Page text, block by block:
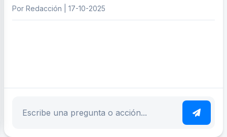
Por Redacción | 17-10-2025
Escribe tu pregunta